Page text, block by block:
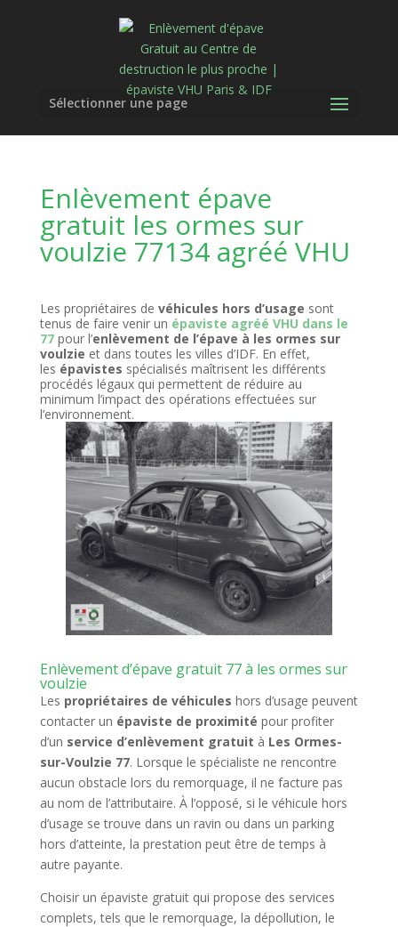
Sélectionner une page
Enlèvement épave
gratuit les ormes sur
voulzie 77134 agréé VHU
Les propriétaires de véhicules hors d’usage sont
tenus de faire venir un épaviste agréé VHU dans le
77pour l’enlèvement de l’épave à les ormes sur
voulzie et dans toutes les villes d’IDF. En effet,
les épavistes spécialisés maîtrisent les différents
procédés légaux qui permettent de réduire au
minimum l’impact des opérations effectuées sur
l’environnement.
Enlèvement d’épave gratuit 77 à les ormes sur
voulzie
Les propriétaires de véhicules hors d’usage peuvent
contacter un épaviste de proximité pour profiter
d’un service d’enlèvement gratuit à Les Ormes-
sur-Voulzie 77. Lorsque le spécialiste ne rencontre
aucun obstacle lors du remorquage, il ne facture pas
au nom de l’attributaire. À l’opposé, si le véhicule hors
d’usage se trouve dans un ravin ou dans un parking
hors d’atteinte, la prestation peut être de temps à
autre payante.
Choisir un épaviste gratuit qui propose des services
complets, tels que le remorquage, la dépollution, le